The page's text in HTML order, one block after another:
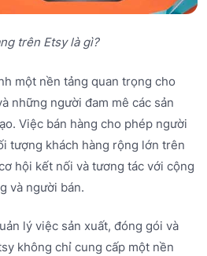
trên Etsy là gì?
một nền tảng quan trọng cho
những người đam mê các sản
Việc bán hàng cho phép người
tượng khách hàng rộng lớn trên
hội kết nối và tương tác với cộng
và người bán.
lý việc sản xuất, đóng gói và
không chỉ cung cấp một nền